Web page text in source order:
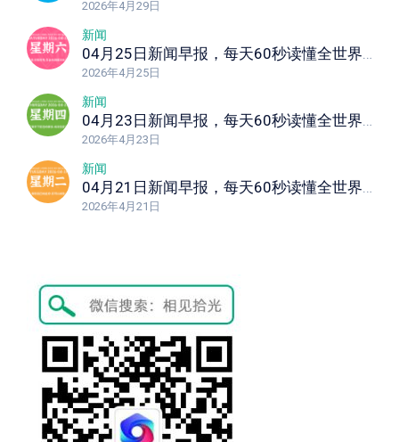
2026年4月29日
新闻
04月25日新闻早报，每天60秒读懂全世界！
2026年4月25日
新闻
04月23日新闻早报，每天60秒读懂全世界！
2026年4月23日
新闻
04月21日新闻早报，每天60秒读懂全世界！
2026年4月21日